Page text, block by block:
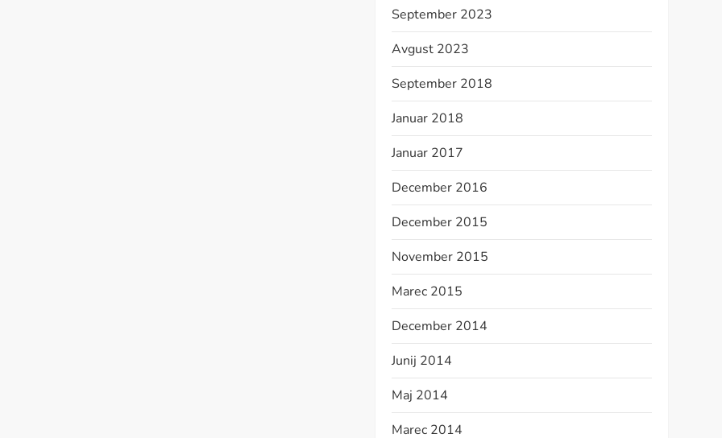
September 2023
Avgust 2023
September 2018
Januar 2018
Januar 2017
December 2016
December 2015
November 2015
Marec 2015
December 2014
Junij 2014
Maj 2014
Marec 2014